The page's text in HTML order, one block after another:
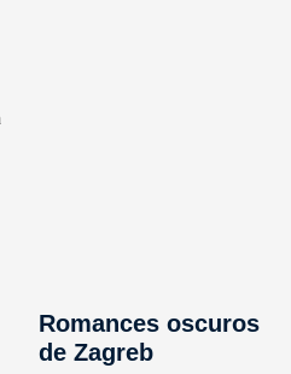
Romances oscuros
de Zagreb